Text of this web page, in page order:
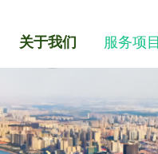
关于我们 服务项目